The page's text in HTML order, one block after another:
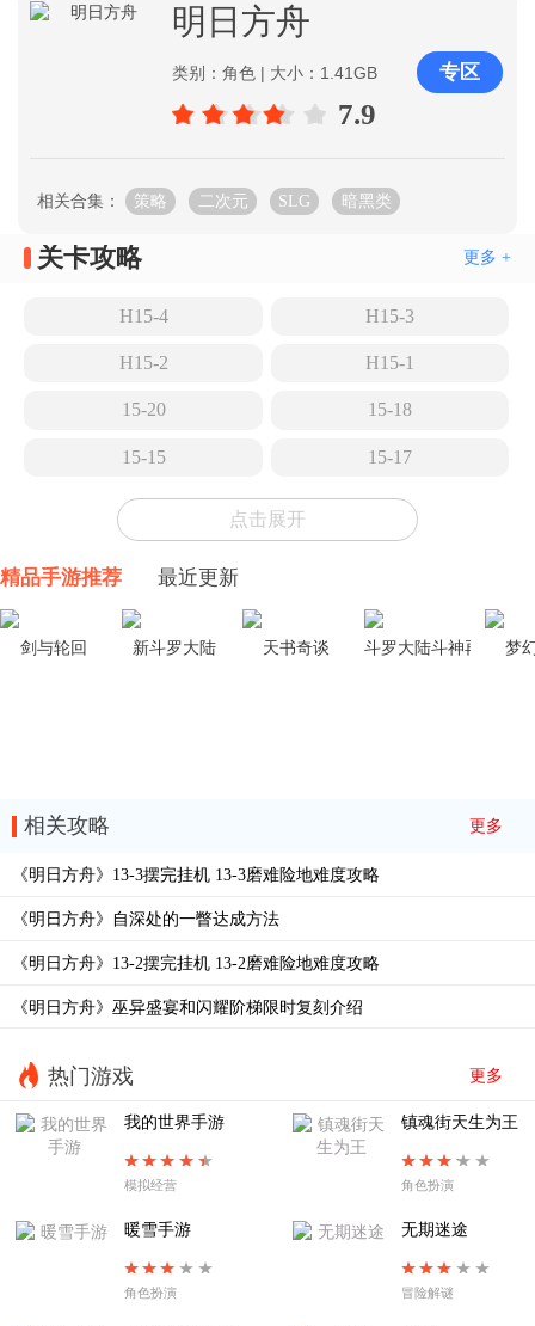
明日方舟
类别：角色 | 大小：1.41GB
7.9
专区
相关合集： 策略 二次元 SLG 暗黑类
关卡攻略 更多 +
H15-4 H15-3
H15-2 H15-1
15-20 15-18
15-15 15-17
15-14 15-13
15-8 15-7
EA-EX-7花环
EA-EX-5五月树 EA-EX-4突袭
EA-EX-4普通
EA-EX-2以篝火占卜 EA-EX-1帷幕另一侧
EA8夜尽之时 EA-7烧灯者
EA-6失路人
EA-4旧舞步 EA-3惶惑与冲动
EA-2不过别离 EA-TR-1拨雾声
点击展开
精品手游推荐 最近更新
剑与轮回 新斗罗大陆 天书奇谈 斗罗大陆斗神再临 梦
相关攻略 更多
《明日方舟》13-3摆完挂机 13-3磨难险地难度攻略
《明日方舟》自深处的一瞥达成方法
《明日方舟》13-2摆完挂机 13-2磨难险地难度攻略
《明日方舟》巫异盛宴和闪耀阶梯限时复刻介绍
热门游戏 更多
我的世界手游
模拟经营
镇魂街天生为王
角色扮演
暖雪手游
角色扮演
无期迷途
冒险解谜